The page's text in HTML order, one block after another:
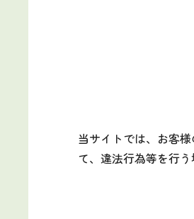
当サイトでは、お客
て、違法行為等を行